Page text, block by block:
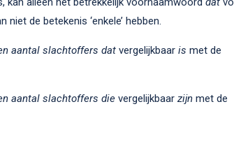
de betekenis ‘enkele’ hebben.
aantal slachtoffers dat vergelijkbaar is met de
aantal slachtoffers die vergelijkbaar zijn met de